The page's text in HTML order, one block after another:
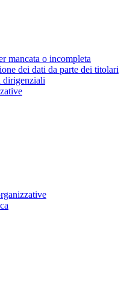
mancata o incompleta
dei dati da parte dei titolari
dirigenziali